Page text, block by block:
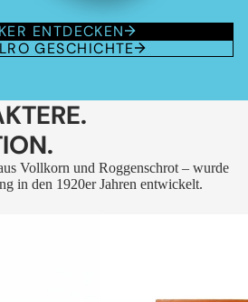
ENTDECKEN
GESCHICHTE
Vollkorn und Roggenschrot – wurde
in den 1920er Jahren entwickelt.